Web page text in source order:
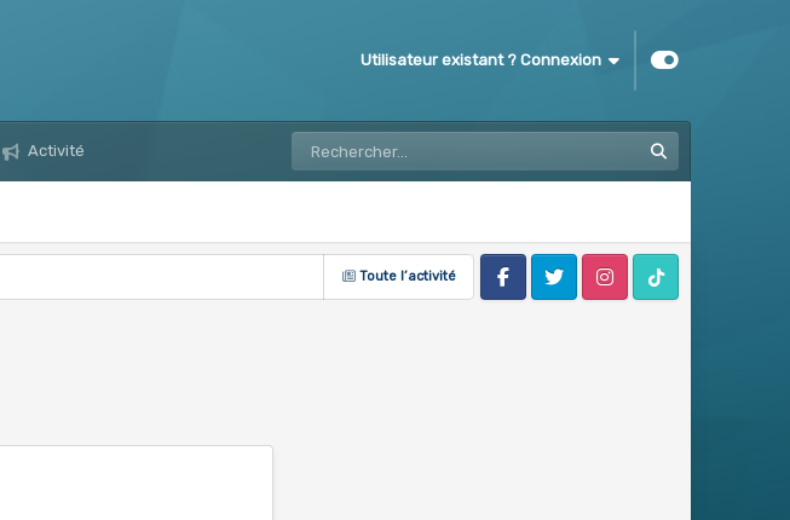
Utilisateur existant ? Connexion
Activité
Toute l’activité
FacebookTwitter InstagramTik Tok